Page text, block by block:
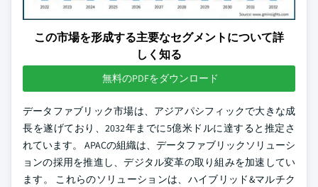
この市場を形成する主要なセグメントについて詳
しく知る
無料のPDFをダウンロード
データファブリック市場は、アジアパシフィックで大きな成
長を遂げており、2032年までに5億米ドルに達すると推定さ
れています。 APACの組織は、データファブリックソリューシ
ョンの採用を推進し、デジタル変革の取り組みを加速してい
ます。 これらのソリューションは、ハイブリッド&マルチク